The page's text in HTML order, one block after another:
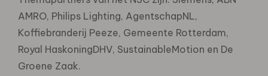
AMRO, Philips Lighting, AgentschapNL,
Koffiebranderij Peeze, Gemeente Rotterdam,
Royal HaskoningDHV, SustainableMotion en De
Groene Zaak.